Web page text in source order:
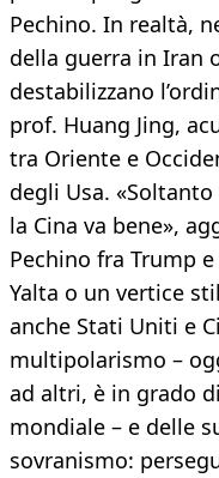
Pechino. In realtà,
della guerra in Iran
destabilizzano
prof. Huang Jing,
tra Oriente e
degli Usa.
la Cina va bene»,
Pechino fra Trump
Yalta o un vertice
anche Stati Uniti e
multipolarismo –
ad altri, è in grado
mondiale – e delle
sovranismo: